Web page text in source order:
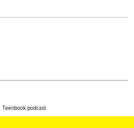
Teenbook podcast